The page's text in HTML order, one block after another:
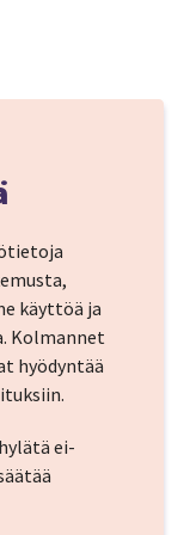
käyttöä ja
Kolmannet
hyödyntää
ei-